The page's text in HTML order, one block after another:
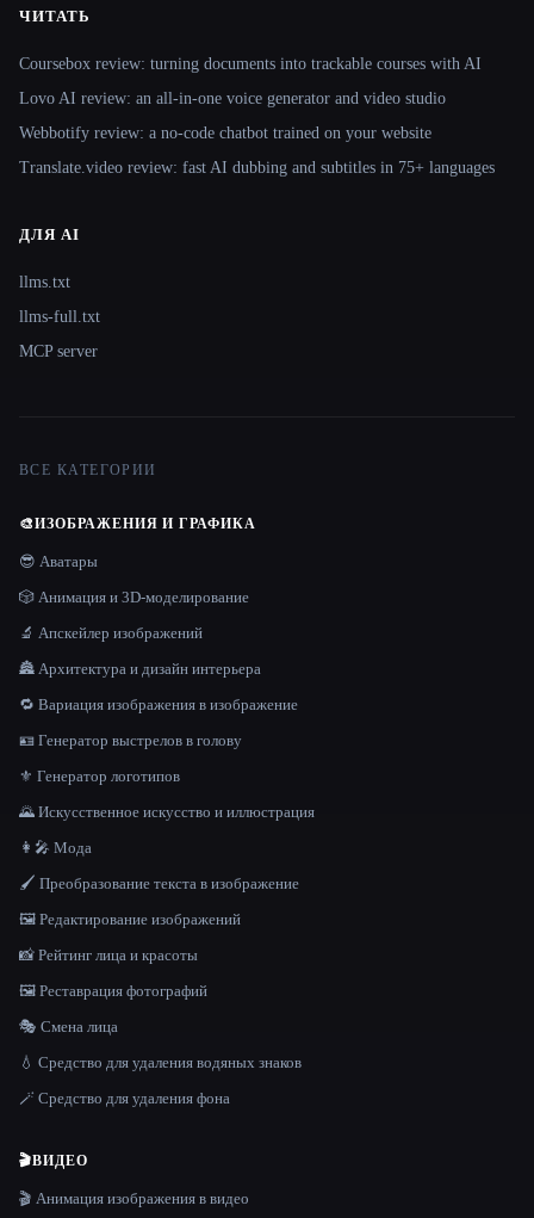
ЧИТАТЬ
Coursebox review: turning documents into trackable courses with AI
Lovo AI review: an all-in-one voice generator and video studio
Webbotify review: a no-code chatbot trained on your website
Translate.video review: fast AI dubbing and subtitles in 75+ languages
ДЛЯ AI
llms.txt
llms-full.txt
MCP server
ВСЕ КАТЕГОРИИ
🎨ИЗОБРАЖЕНИЯ И ГРАФИКА
😎 Аватары
🎲 Анимация и 3D-моделирование
🔬 Апскейлер изображений
🏯 Архитектура и дизайн интерьера
🔁 Вариация изображения в изображение
🪪 Генератор выстрелов в голову
⚜️ Генератор логотипов
🌄 Искусственное искусство и иллюстрация
👩‍🎤 Мода
🖌️ Преобразование текста в изображение
🖼️ Редактирование изображений
📸 Рейтинг лица и красоты
🖼️ Реставрация фотографий
🎭 Смена лица
💧 Средство для удаления водяных знаков
🪄 Средство для удаления фона
🎬ВИДЕО
🎬 Анимация изображения в видео